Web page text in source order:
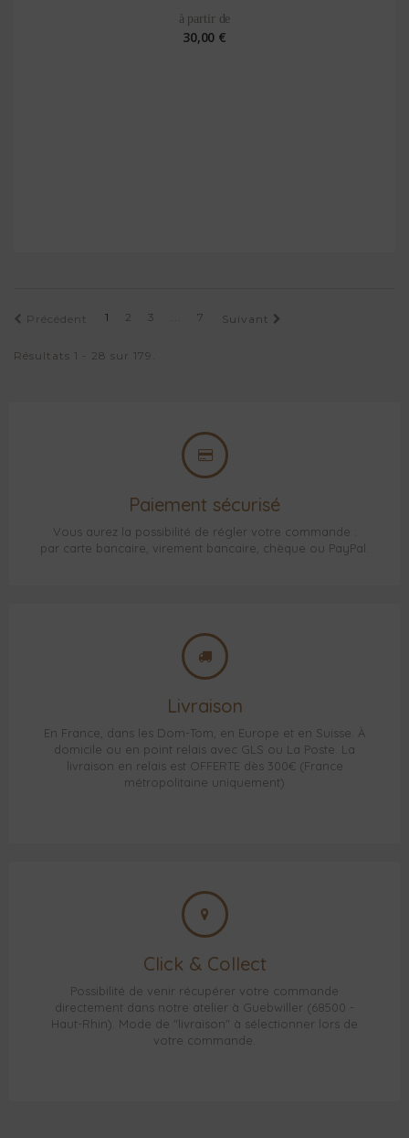
à partir de
30,00 €
Précédent 1 2 3 7 Suivant
Résultats 1 - 28 sur 179.
Paiement sécurisé
Vous aurez la possibilité de régler votre commande :
par carte bancaire, virement bancaire, chèque ou PayPal.
Livraison
En France, dans les Dom-Tom, en Europe et en Suisse. À
domicile ou en point relais avec GLS ou La Poste. La
livraison en relais est OFFERTE dès 300€ (France
métropolitaine uniquement)
Click & Collect
Possibilité de venir récupérer votre commande
directement dans notre atelier à Guebwiller (68500 -
Haut-Rhin). Mode de "livraison" à sélectionner lors de
votre commande.